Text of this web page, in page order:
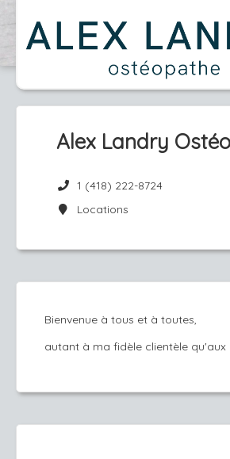
Alex Landry
1 (418) 222-8724
Locations
Bienvenue à tous et à toutes,
autant à ma fidèle clientèle qu'aux